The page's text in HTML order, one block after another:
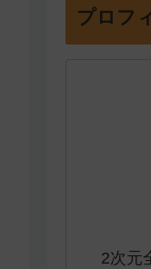
プロフ
2次元